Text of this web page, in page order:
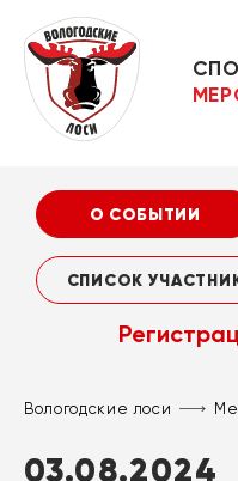
Вологодские лоси
03.08.2024
О СОБЫТИИ
СПИСОК